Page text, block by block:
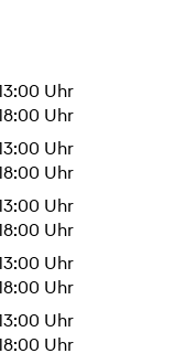
Uhr
Uhr
Uhr
Uhr
Uhr
Uhr
Uhr
Uhr
Uhr
Uhr